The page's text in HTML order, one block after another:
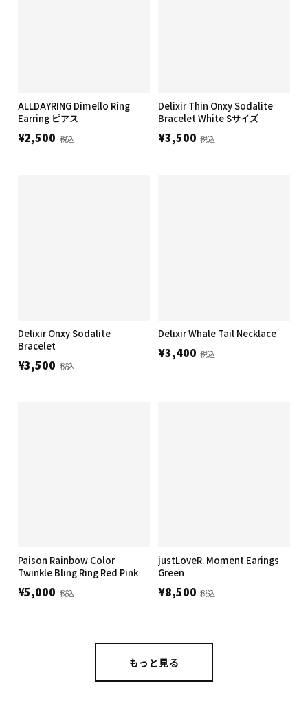
ALLDAYRING Dimello Ring
Earring ピアス
¥2,500 税込
Delixir Thin Onxy Sodalite
Bracelet White Sサイズ
¥3,500 税込
Delixir Onxy Sodalite
Bracelet
¥3,500 税込
Delixir Whale Tail Necklace
¥3,400 税込
Paison Rainbow Color
Twinkle Bling Ring Red Pink
¥5,000 税込
justLoveR. Moment Earings
Green
¥8,500 税込
もっと見る